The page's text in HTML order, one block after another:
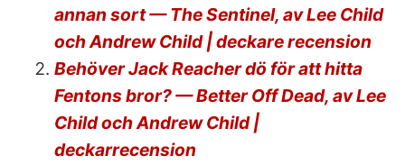
annan sort — The Sentinel, av Lee Child
och Andrew Child | deckare recension
Behöver Jack Reacher dö för att hitta
Fentons bror? — Better Off Dead, av Lee
Child och Andrew Child |
deckarrecension